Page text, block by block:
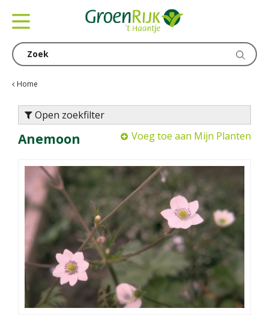
Home
Open zoekfilter
Anemoon Voeg toe aan Mijn Planten